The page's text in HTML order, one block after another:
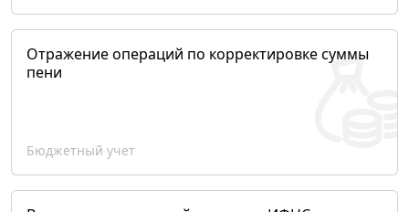
Отражение операций по корректировке суммы
пени
Бюджетный учет